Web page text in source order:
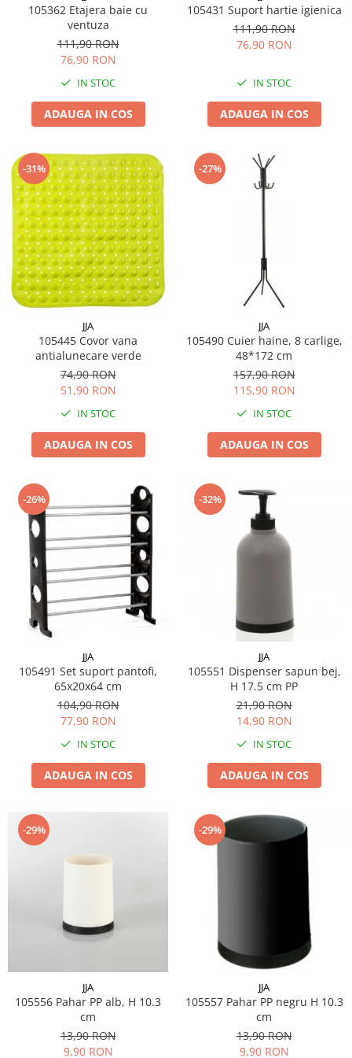
Cafea si ceai
Decoratiuni
Decoratiuni perete
Depozitare
Carlige si agatatoare
Cutii si cosuri pentru depozitare
Organizatoare mici
Organizatoare pentru haine
Suport umerase
Menaj
Menaj
Mop
Pahare si cani
Suport farfurii
Suport vesela
Tacamuri
Vase de gatit
Aparate frigorifice
Frigider 2 usi
Congelator
Aragaz
Electric
Pe gaze
Masina de spalat
Masina de spalat + uscator
Masina de spalat rufe
Masina de spalat vase
Uscator de rufe
Electrocasnice Bucatarie
Aparat vidat
Aspiratoare
Blendere
Cafetiere
Cantar bucatarie
Cuptor electric
Espresoare
Masina de tocat
Masini de paine
105362 Etajera baie cu
ventuza
111,90 RON
76,90 RON
IN STOC
ADAUGA IN COS
105431 Suport hartie igienica
111,90 RON
76,90 RON
IN STOC
ADAUGA IN COS
-31%
JJA
105445 Covor vana
antialunecare verde
74,90 RON
51,90 RON
IN STOC
ADAUGA IN COS
-27%
JJA
105490 Cuier haine, 8 carlige,
48*172 cm
157,90 RON
115,90 RON
IN STOC
ADAUGA IN COS
-26%
JJA
105491 Set suport pantofi,
65x20x64 cm
104,90 RON
77,90 RON
IN STOC
ADAUGA IN COS
-32%
JJA
105551 Dispenser sapun bej,
H 17.5 cm PP
21,90 RON
14,90 RON
IN STOC
ADAUGA IN COS
-29%
JJA
105556 Pahar PP alb, H 10.3
cm
13,90 RON
9,90 RON
-29%
JJA
105557 Pahar PP negru H 10.3
cm
13,90 RON
9,90 RON